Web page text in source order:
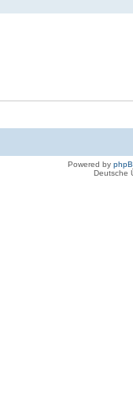
Powered by
Deutsche